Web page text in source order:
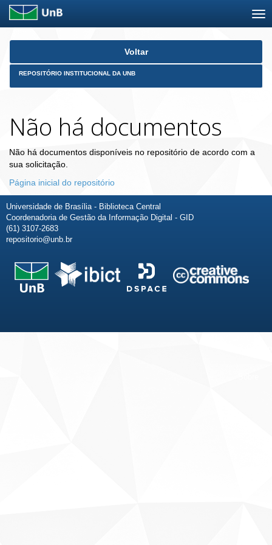
Skip
Voltar
REPOSITÓRIO INSTITUCIONAL DA UNB
Não há documentos
Não há documentos disponíveis no repositório de acordo com a
sua solicitação.
Página inicial do repositório
Universidade de Brasília - Biblioteca Central
Coordenadoria de Gestão da Informação Digital - GID
(61) 3107-2683
repositorio@unb.br